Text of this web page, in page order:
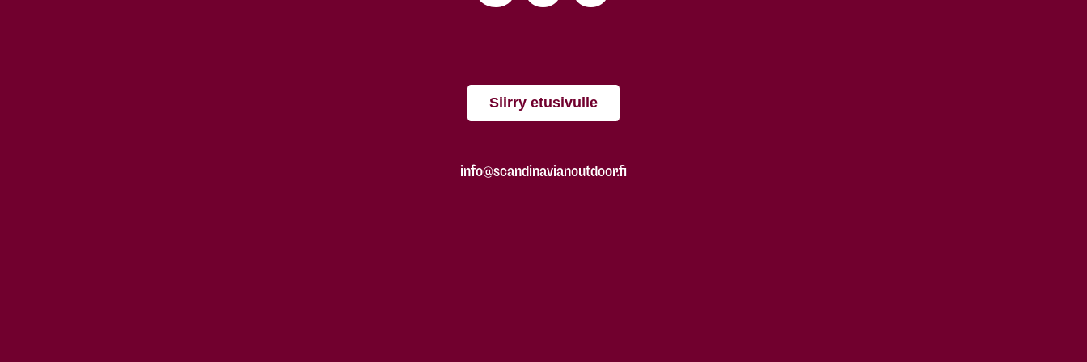
Siirry etusivulle
info@scandinavianoutdoor.fi